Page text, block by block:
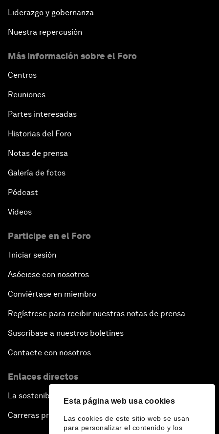
Esta página web usa cookies
Las cookies de este sitio web se usan
para personalizar el contenido y los
Liderazgo y gobernanza
Nuestra repercusión
Más información sobre el Foro
Centros
Reuniones
Partes interesadas
Historias del Foro
Notas de prensa
Galería de fotos
Pódcast
Vídeos
Participe en el Foro
Iniciar sesión
Asóciese con nosotros
Conviértase en miembro
Regístrese para recibir nuestras notas de prensa
Suscríbase a nuestros boletines
Contacte con nosotros
Enlaces directos
La sostenibilidad en el Foro
Carreras profesionales